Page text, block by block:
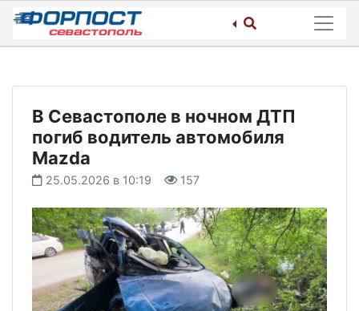
Skip
content
В Севастополе в ночном ДТП
погиб водитель автомобиля
Mazda
25.05.2026 в 10:19 157